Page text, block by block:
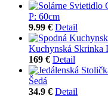
P: 60cm
9.99 € Detail
Kuchynská Skrinka
169 € Detail
Šedá
34.9 € Detail